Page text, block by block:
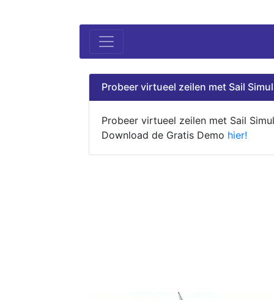
Probeer virtueel zeilen met Sail
Probeer virtueel zeilen met Sail
Download de Gratis Demo hier!